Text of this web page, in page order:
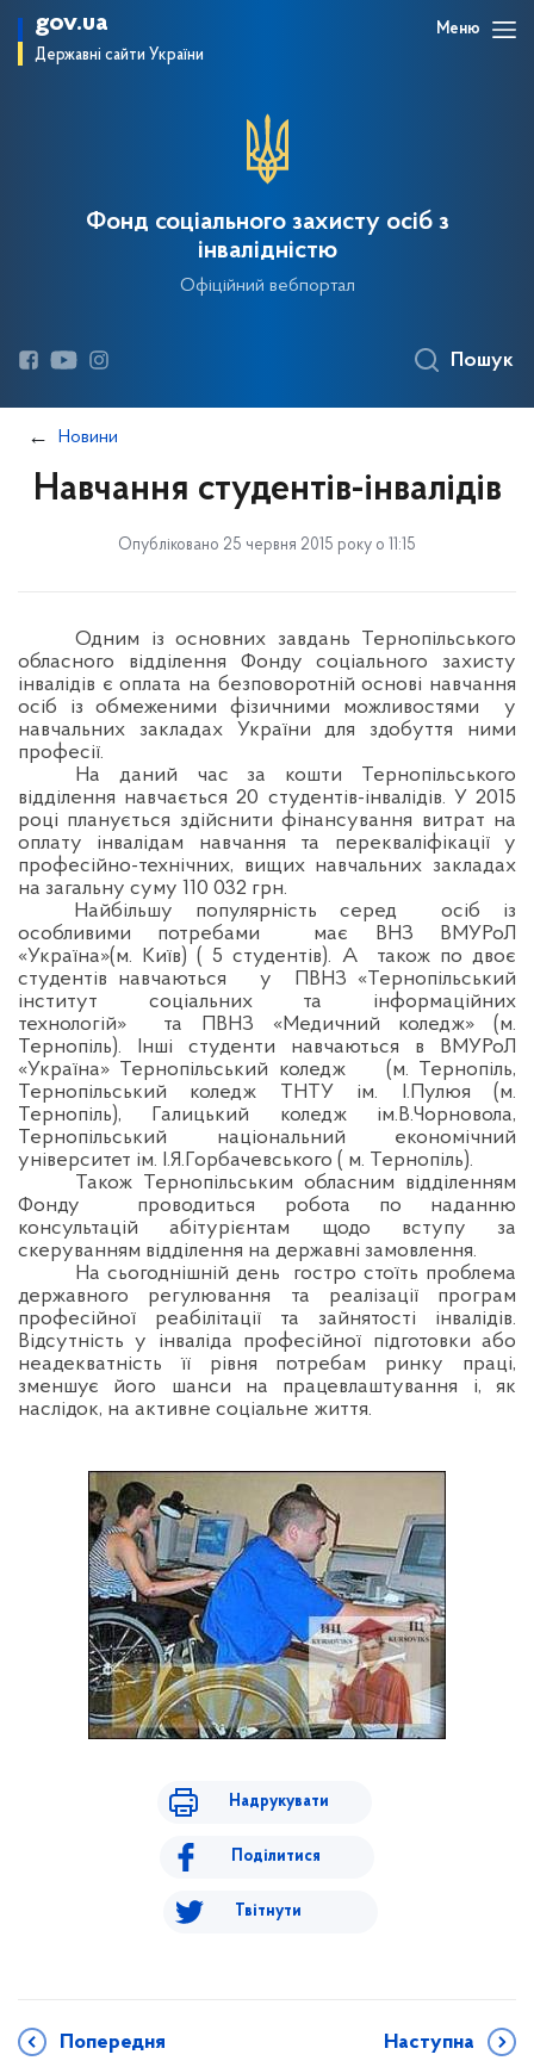
gov.ua
Державні сайти України
Меню
Фонд соціального захисту осіб з
інвалідністю
Офіційний вебпортал
Пошук
Новини
Навчання студентів-інвалідів
Опубліковано 25 червня 2015 року о 11:15
Одним із основних завдань Тернопільського
обласного відділення Фонду соціального захисту
інвалідів є оплата на безповоротній основі навчання
осіб із обмеженими фізичними можливостями у
навчальних закладах України для здобуття ними
професії.
На даний час за кошти Тернопільського
відділення навчається 20 студентів-інвалідів. У 2015
році планується здійснити фінансування витрат на
оплату інвалідам навчання та перекваліфікації у
професійно-технічних, вищих навчальних закладах
на загальну суму 110 032 грн.
Найбільшу популярність серед осіб із
особливими потребами має ВНЗ ВМУРоЛ
«Україна»(м. Київ) ( 5 студентів). А також по двоє
студентів навчаються у ПВНЗ «Тернопільський
інститут соціальних та інформаційних
технологій» та ПВНЗ «Медичний коледж» (м.
Тернопіль). Інші студенти навчаються в ВМУРоЛ
«Україна» Тернопільський коледж
(м. Тернопіль,
Тернопільський коледж ТНТУ ім. І.Пулюя (м.
Тернопіль), Галицький коледж ім.В.Чорновола,
Тернопільський національний економічний
університет ім. І.Я.Горбачевського ( м. Тернопіль).
Також Тернопільським обласним відділенням
Фонду
проводиться робота по наданню
консультацій абітурієнтам щодо вступу за
скеруванням відділення на державні замовлення.
На сьогоднішній день гостро стоїть проблема
державного регулювання та реалізації програм
професійної реабілітації та зайнятості інвалідів.
Відсутність у інваліда професійної підготовки або
неадекватність її рівня потребам ринку праці,
зменшує його шанси на працевлаштування і, як
наслідок, на активне соціальне життя.
Надрукувати
Поділитися
Твітнути
Попередня Наступна